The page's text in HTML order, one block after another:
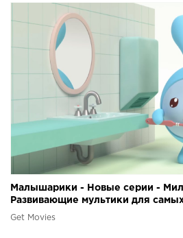
Малышарики - Новые серии -
Развивающие мультики для
Get Movies